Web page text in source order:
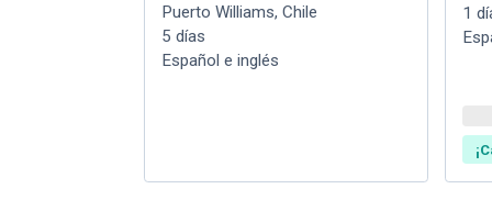
Puerto Williams,Chile
5 días
Español e inglés
1